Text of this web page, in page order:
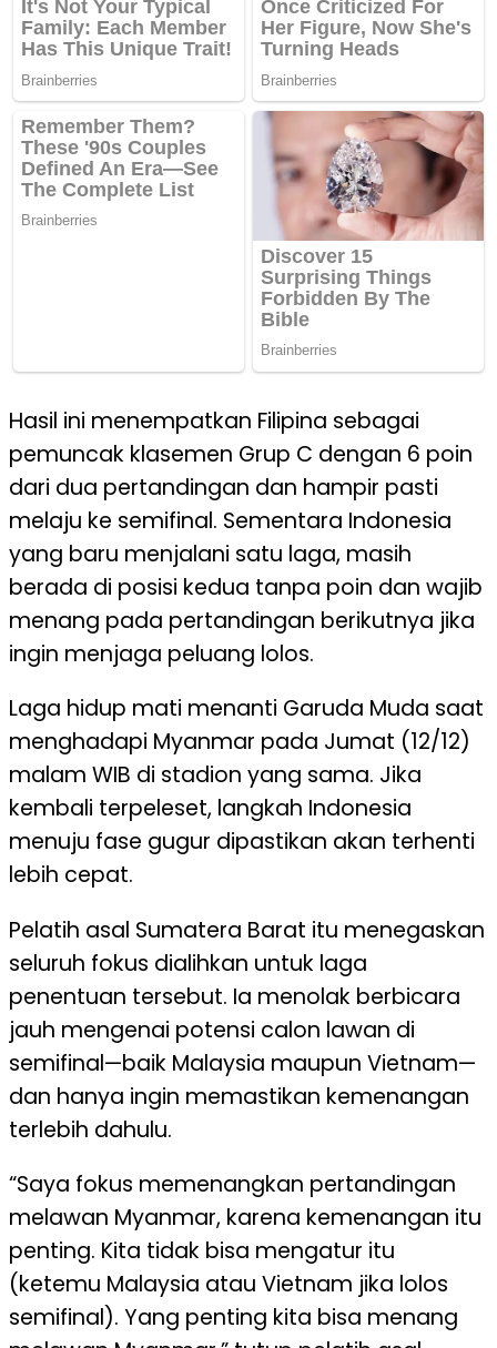
Hasil ini menempatkan Filipina sebagai
pemuncak klasemen Grup C dengan 6 poin
dari dua pertandingan dan hampir pasti
melaju ke semifinal. Sementara Indonesia
yang baru menjalani satu laga, masih
berada di posisi kedua tanpa poin dan wajib
menang pada pertandingan berikutnya jika
ingin menjaga peluang lolos.
Laga hidup mati menanti Garuda Muda saat
menghadapi Myanmar pada Jumat (12/12)
malam WIB di stadion yang sama. Jika
kembali terpeleset, langkah Indonesia
menuju fase gugur dipastikan akan terhenti
lebih cepat.
Pelatih asal Sumatera Barat itu menegaskan
seluruh fokus dialihkan untuk laga
penentuan tersebut. Ia menolak berbicara
jauh mengenai potensi calon lawan di
semifinal—baik Malaysia maupun Vietnam—
dan hanya ingin memastikan kemenangan
terlebih dahulu.
“Saya fokus memenangkan pertandingan
melawan Myanmar, karena kemenangan itu
penting. Kita tidak bisa mengatur itu
(ketemu Malaysia atau Vietnam jika lolos
semifinal). Yang penting kita bisa menang